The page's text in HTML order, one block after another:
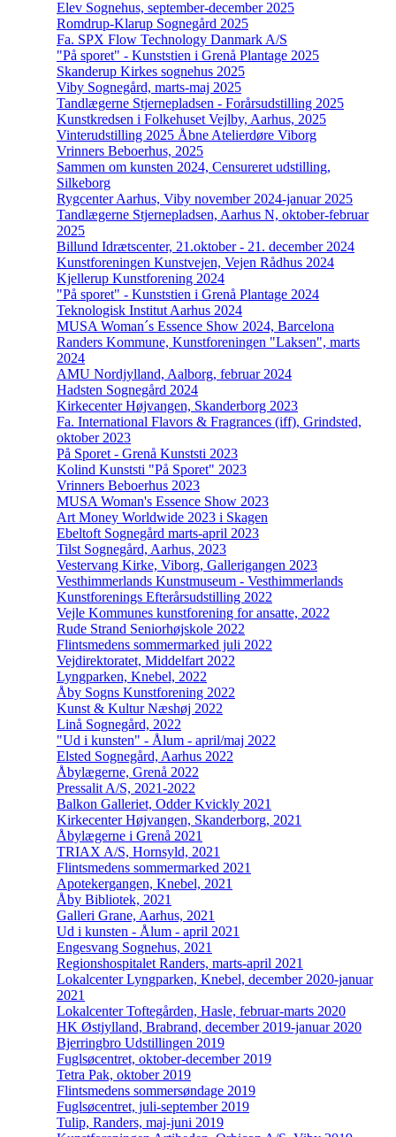
Elev Sognehus, september-december 2025
Romdrup-Klarup Sognegård 2025
Fa. SPX Flow Technology Danmark A/S
"På sporet" - Kunststien i Grenå Plantage 2025
Skanderup Kirkes sognehus 2025
Viby Sognegård, marts-maj 2025
Tandlægerne Stjernepladsen - Forårsudstilling 2025
Kunstkredsen i Folkehuset Vejlby, Aarhus, 2025
Vinterudstilling 2025 Åbne Atelierdøre Viborg
Vrinners Beboerhus, 2025
Sammen om kunsten 2024, Censureret udstilling,
Silkeborg
Rygcenter Aarhus, Viby november 2024-januar 2025
Tandlægerne Stjernepladsen, Aarhus N, oktober-februar
2025
Billund Idrætscenter, 21.oktober - 21. december 2024
Kunstforeningen Kunstvejen, Vejen Rådhus 2024
Kjellerup Kunstforening 2024
"På sporet" - Kunststien i Grenå Plantage 2024
Teknologisk Institut Aarhus 2024
MUSA Woman´s Essence Show 2024, Barcelona
Randers Kommune, Kunstforeningen "Laksen", marts
2024
AMU Nordjylland, Aalborg, februar 2024
Hadsten Sognegård 2024
Kirkecenter Højvangen, Skanderborg 2023
Fa. International Flavors & Fragrances (iff), Grindsted,
oktober 2023
På Sporet - Grenå Kunststi 2023
Kolind Kunststi "På Sporet" 2023
Vrinners Beboerhus 2023
MUSA Woman's Essence Show 2023
Art Money Worldwide 2023 i Skagen
Ebeltoft Sognegård marts-april 2023
Tilst Sognegård, Aarhus, 2023
Vestervang Kirke, Viborg, Gallerigangen 2023
Vesthimmerlands Kunstmuseum - Vesthimmerlands
Kunstforenings Efterårsudstilling 2022
Vejle Kommunes kunstforening for ansatte, 2022
Rude Strand Seniorhøjskole 2022
Flintsmedens sommermarked juli 2022
Vejdirektoratet, Middelfart 2022
Lyngparken, Knebel, 2022
Åby Sogns Kunstforening 2022
Kunst & Kultur Næshøj 2022
Linå Sognegård, 2022
"Ud i kunsten" - Ålum - april/maj 2022
Elsted Sognegård, Aarhus 2022
Åbylægerne, Grenå 2022
Pressalit A/S, 2021-2022
Balkon Galleriet, Odder Kvickly 2021
Kirkecenter Højvangen, Skanderborg, 2021
Åbylægerne i Grenå 2021
TRIAX A/S, Hornsyld, 2021
Flintsmedens sommermarked 2021
Apotekergangen, Knebel, 2021
Åby Bibliotek, 2021
Galleri Grane, Aarhus, 2021
Ud i kunsten - Ålum - april 2021
Engesvang Sognehus, 2021
Regionshospitalet Randers, marts-april 2021
Lokalcenter Lyngparken, Knebel, december 2020-januar
2021
Lokalcenter Toftegården, Hasle, februar-marts 2020
HK Østjylland, Brabrand, december 2019-januar 2020
Bjerringbro Udstillingen 2019
Fuglsøcentret, oktober-december 2019
Tetra Pak, oktober 2019
Flintsmedens sommersøndage 2019
Fuglsøcentret, juli-september 2019
Tulip, Randers, maj-juni 2019